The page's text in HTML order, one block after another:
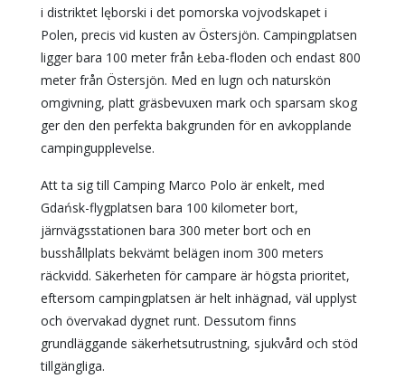
i distriktet lęborski i det pomorska vojvodskapet i
Polen, precis vid kusten av Östersjön. Campingplatsen
ligger bara 100 meter från Łeba-floden och endast 800
meter från Östersjön. Med en lugn och naturskön
omgivning, platt gräsbevuxen mark och sparsam skog
ger den den perfekta bakgrunden för en avkopplande
campingupplevelse.
Att ta sig till Camping Marco Polo är enkelt, med
Gdańsk-flygplatsen bara 100 kilometer bort,
järnvägsstationen bara 300 meter bort och en
busshållplats bekvämt belägen inom 300 meters
räckvidd. Säkerheten för campare är högsta prioritet,
eftersom campingplatsen är helt inhägnad, väl upplyst
och övervakad dygnet runt. Dessutom finns
grundläggande säkerhetsutrustning, sjukvård och stöd
tillgängliga.